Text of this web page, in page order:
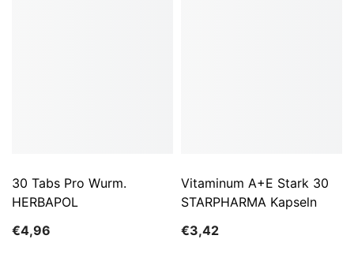
30 Tabs Pro Wurm.
HERBAPOL
€4,96
Vitaminum A+E Stark 30
STARPHARMA Kapseln
€3,42